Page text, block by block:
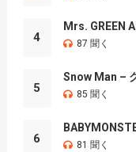
4
Mrs. GREEN
87 聞く
5
Snow Man –
85 聞く
6 81 聞く